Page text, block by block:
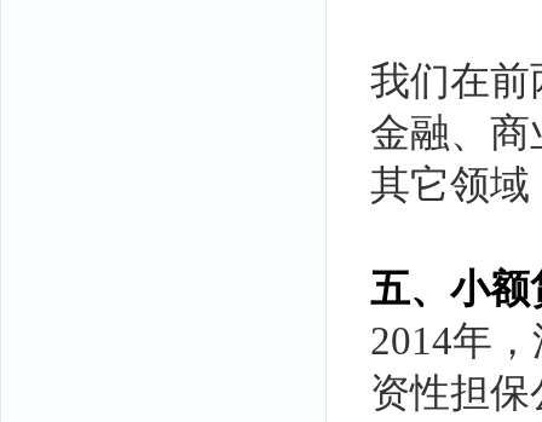
我们在前
金融、商
其它领域
五、小额
2014年
资性担